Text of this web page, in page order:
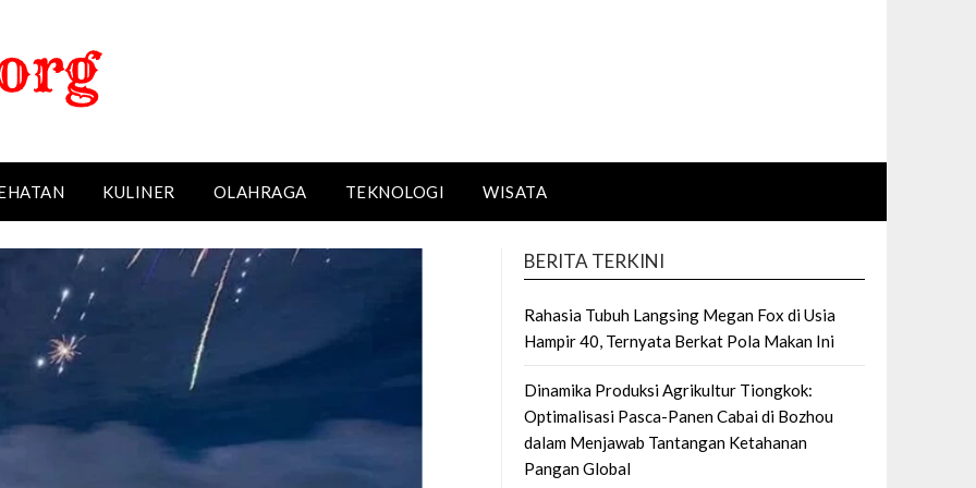
KULINER OLAHRAGA TEKNOLOGI WISATA
BERITA TERKINI
Rahasia Tubuh Langsing Megan Fox di Usia
Hampir 40, Ternyata Berkat Pola Makan Ini
Dinamika Produksi Agrikultur Tiongkok:
Optimalisasi Pasca-Panen Cabai di Bozhou
dalam Menjawab Tantangan Ketahanan
Pangan Global